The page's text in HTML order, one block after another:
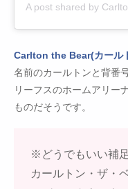
A post shared by
Carlton the Bear(カール
名前のカールトンと背番
リーフスのホームアリー
ものだそうです。
※どうでもいい補足
カールトン・ザ・